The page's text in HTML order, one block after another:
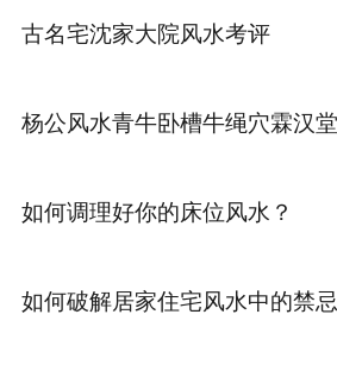
古名宅沈家大院风水考评
如何调理好你的床位风水？
如何破解居家住宅风水中的禁忌